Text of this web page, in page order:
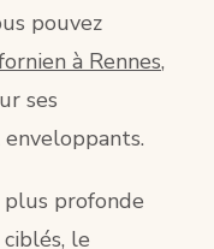
pouvez
à Rennes,
ses
profonde
le